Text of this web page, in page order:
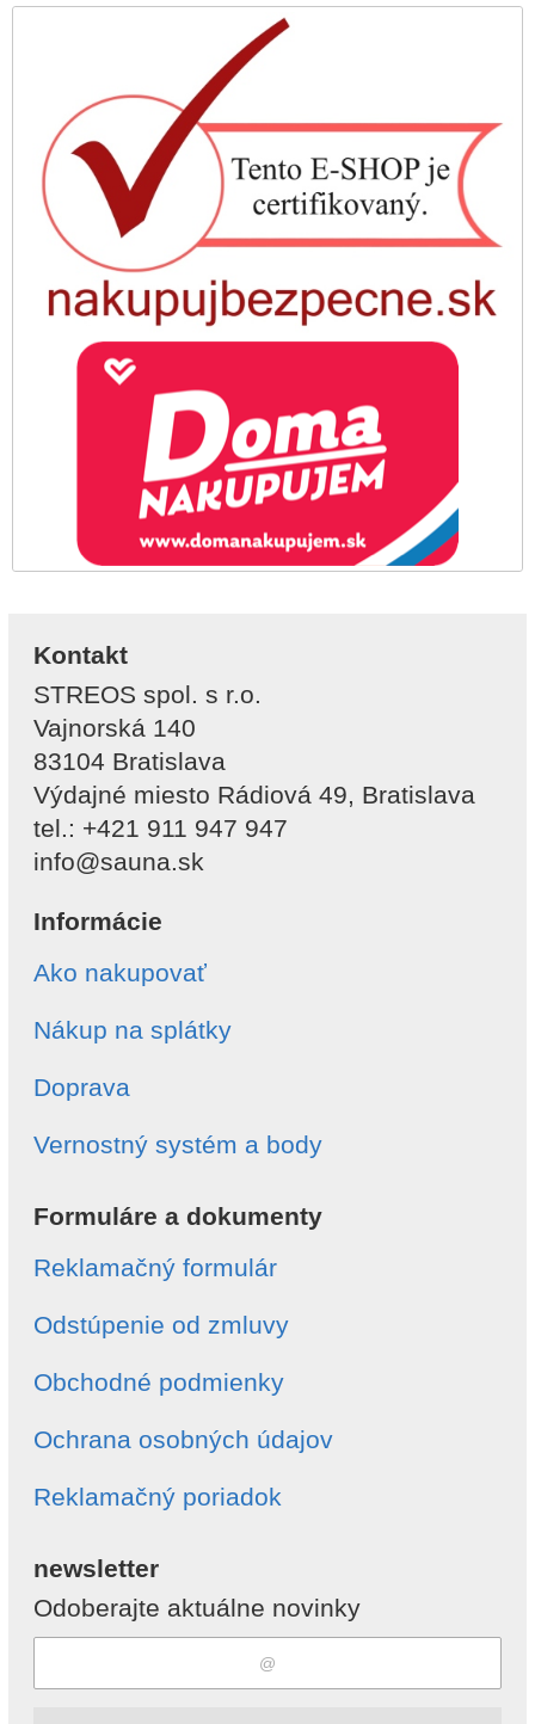
Kontakt
STREOS spol. s r.o.
Vajnorská 140
83104 Bratislava
Výdajné miesto Rádiová 49, Bratislava
tel.: +421 911 947 947
info@sauna.sk
Informácie
Ako nakupovať
Nákup na splátky
Doprava
Vernostný systém a body
Formuláre a dokumenty
Reklamačný formulár
Odstúpenie od zmluvy
Obchodné podmienky
Ochrana osobných údajov
Reklamačný poriadok
newsletter
Odoberajte aktuálne novinky